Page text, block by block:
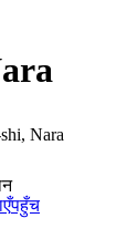
Nara
पहुँच